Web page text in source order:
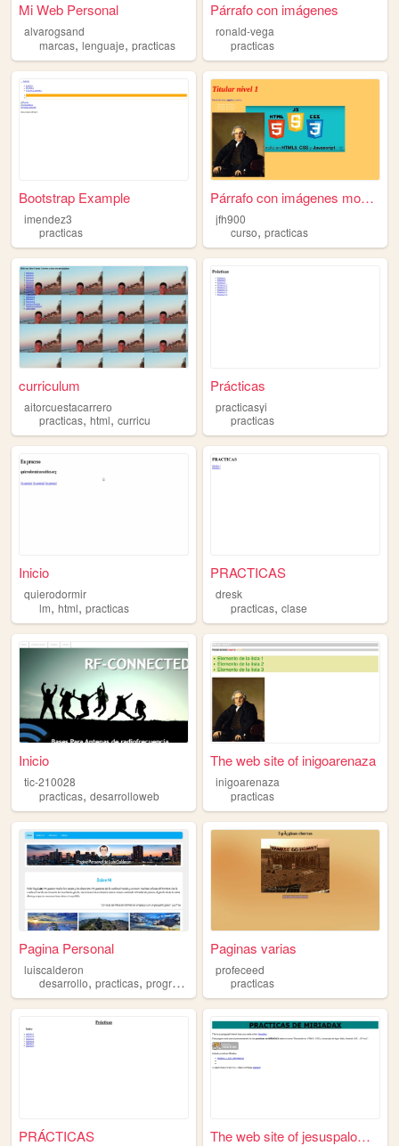
Mi Web Personal
alvarogsand
marcas, lenguaje, practicas
Párrafo con imágenes
ronald-vega
practicas
Bootstrap Example
imendez3
practicas
Párrafo con imágenes modific...
jfh900
curso,practicas
curriculum
aitorcuestacarrero
practicas, html, curricu
Prácticas
practicasyi
practicas
Inicio
quierodormir
lm, html, practicas
PRACTICAS
dresk
practicas,clase
Inicio
tic-210028
practicas, desarrolloweb
The web site of inigoarenaza
inigoarenaza
practicas
Pagina Personal
luiscalderon
desarrollo, practicas, programacion , css,html
Paginas varias
profeceed
practicas
PRÁCTICAS The web site of jesuspalomar...